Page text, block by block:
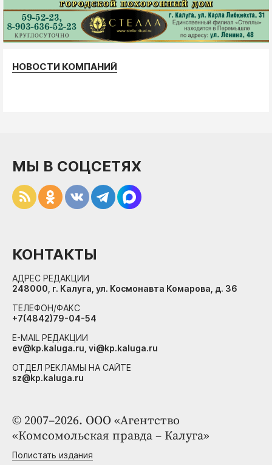
НОВОСТИ КОМПАНИЙ
© 2007–2026. ООО «Агентство
«Комсомольская правда – Калуга»
Полистать издания
МЫ В СОЦСЕТЯХ
КОНТАКТЫ
АДРЕС РЕДАКЦИИ
248000, г. Калуга, ул. Космонавта Комарова, д. 36
ТЕЛЕФОН/ФАКС
+7(4842)79-04-54
E-MAIL РЕДАКЦИИ
ev@kp.kaluga.ru, vi@kp.kaluga.ru
ОТДЕЛ РЕКЛАМЫ НА САЙТЕ
sz@kp.kaluga.ru